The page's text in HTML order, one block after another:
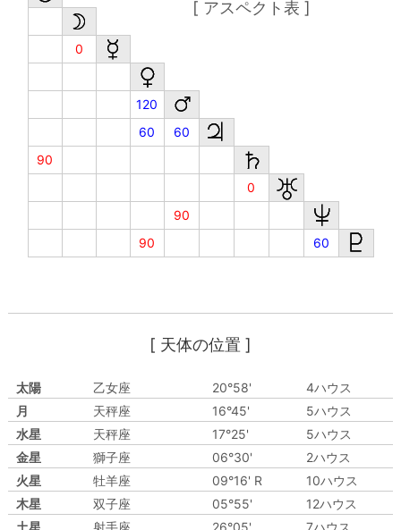
[ アスペクト表 ]
0
120
60
60
90
0
90
90
60
[ 天体の位置 ]
太陽 乙女座 20°58'
4ハウス
月
天秤座 16°45'
5ハウス
水星
天秤座 17°25'
5ハウス
金星
獅子座 06°30'
2ハウス
火星
牡羊座 09°16' R
10ハウス
木星
双子座 05°55'
12ハウス